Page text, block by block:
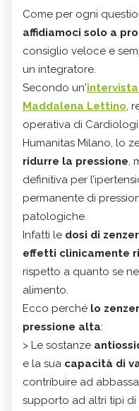
Come per ogni
affidiamoci solo a
consiglio veloce e
un integratore.
Secondo un'
Maddalena Lettino,
operativa di
Humanitas Milano, lo
ridurre la pressione,
definitiva per
permanente di
patologiche.
Infatti le dosi di
effetti clinicamente
rispetto a quanto se
alimento.
Ecco perché lo
pressione alta:
> Le sostanze
e la sua capacità di
contribuire ad
supporto ad altri tipi di